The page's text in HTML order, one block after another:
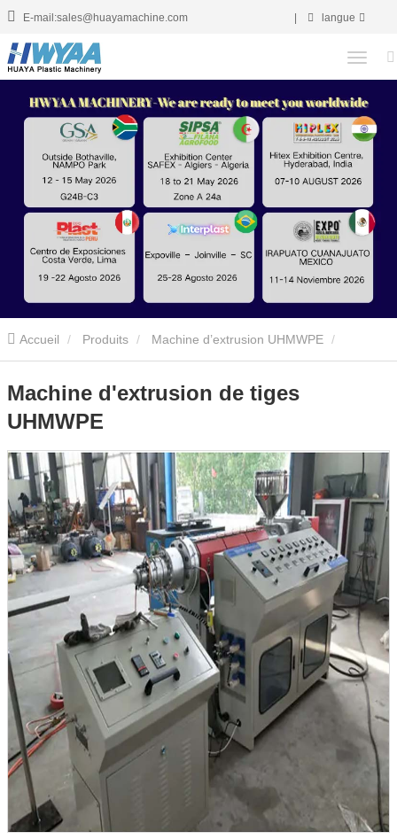
E-mail:sales@huayamachine.com langue
Accueil Produits Machine d’extrusion UHMWPE
UHMWPE
Machine d'extrusion de tiges
UHMWPE